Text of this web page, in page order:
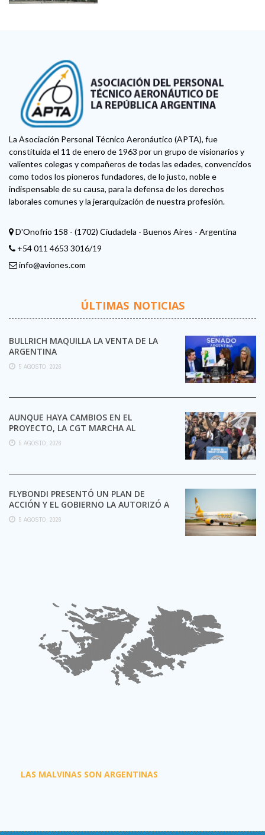
La Asociación Personal Técnico Aeronáutico (APTA), fue
constituida el 11 de enero de 1963 por un grupo de visionarios y
valientes colegas y compañeros de todas las edades, convencidos
como todos los pioneros fundadores, de lo justo, noble e
indispensable de su causa, para la defensa de los derechos
laborales comunes y la jerarquización de nuestra profesión.
D'Onofrio 158 - (1702) Ciudadela - Buenos Aires - Argentina
+54 011 4653 3016/19
info@aviones.com
ÚLTIMAS NOTICIAS
BULLRICH MAQUILLA LA VENTA DE LA
ARGENTINA
5 AGOSTO, 2026
AUNQUE HAYA CAMBIOS EN EL
PROYECTO, LA CGT MARCHA AL
CONGRESO CONTRA LA LEY DE ...
5 AGOSTO, 2026
FLYBONDI PRESENTÓ UN PLAN DE
ACCIÓN Y EL GOBIERNO LA AUTORIZÓ A
SEGUIR OPERANDO
5 AGOSTO, 2026
LAS MALVINAS SON ARGENTINAS